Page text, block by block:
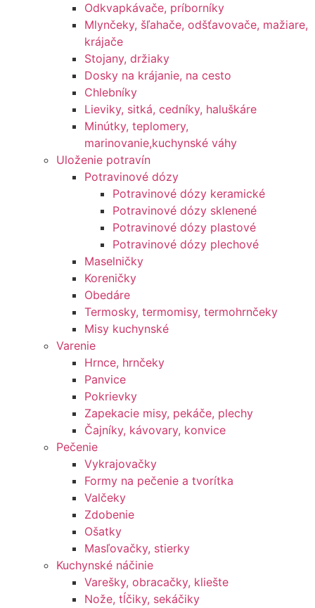
Odkvapkávače, príborníky
Mlynčeky, šľahače, odšťavovače, mažiare,
krájače
Stojany, držiaky
Dosky na krájanie, na cesto
Chlebníky
Lieviky, sitká, cedníky, haluškáre
Minútky, teplomery,
marinovanie,kuchynské váhy
Uloženie potravín
Potravinové dózy
Potravinové dózy keramické
Potravinové dózy sklenené
Potravinové dózy plastové
Potravinové dózy plechové
Maselničky
Koreničky
Obedáre
Termosky, termomisy, termohrnčeky
Misy kuchynské
Varenie
Hrnce, hrnčeky
Panvice
Pokrievky
Zapekacie misy, pekáče, plechy
Čajníky, kávovary, konvice
Pečenie
Vykrajovačky
Formy na pečenie a tvorítka
Valčeky
Zdobenie
Ošatky
Masľovačky, stierky
Kuchynské náčinie
Varešky, obracačky, kliešte
Nože, tĺčiky, sekáčiky